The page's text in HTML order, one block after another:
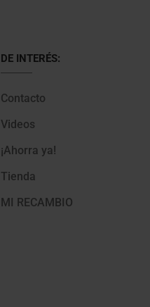
DE INTERÉS:
Contacto
Videos
¡Ahorra ya!
Tienda
MI RECAMBIO